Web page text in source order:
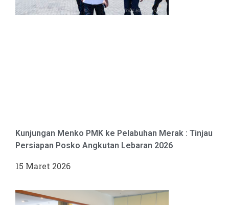
Kunjungan Menko PMK ke Pelabuhan Merak : Tinjau
Persiapan Posko Angkutan Lebaran 2026
15 Maret 2026